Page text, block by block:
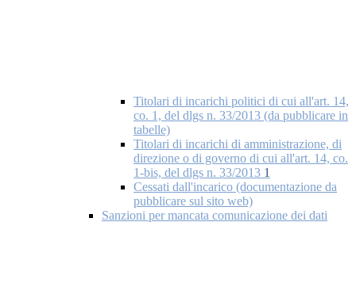
Titolari di incarichi politici di cui all'art. 14,
co. 1, del dlgs n. 33/2013 (da pubblicare in
tabelle)
Titolari di incarichi di amministrazione, di
direzione o di governo di cui all'art. 14, co.
1-bis, del dlgs n. 33/2013 1
Cessati dall'incarico (documentazione da
pubblicare sul sito web)
Sanzioni per mancata comunicazione dei dati